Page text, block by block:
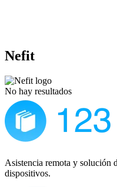
Nefit
No hay resultados
Asistencia remota y solución
dispositivos.